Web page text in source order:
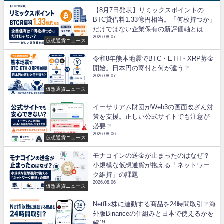
仮想通貨ニュース
【8月7日発表】リミックスポイントの
BTC貸借料1.33億円相当。「何枚持つか」
だけではない企業保有の新評価軸とは
2026.08.07
仮想通貨ニュース
令和8年熊本地震でBTC・ETH・XRP募金
開始。日本円の寄付と何が違う？
2026.08.07
仮想通貨ニュース
イーサリアム財団がWeb3の画面改ざん対
策を支援。正しい公式サイトでも注意が
必要？
2026.08.06
仮想通貨ニュース
モナコインの送金が止まったのはなぜ？
小規模な仮想通貨が抱える「ネットワー
ク維持」の課題
2026.08.06
Netflix株に連動する商品を24時間取引？海
外版Binanceの仕組みと日本で使えるかを